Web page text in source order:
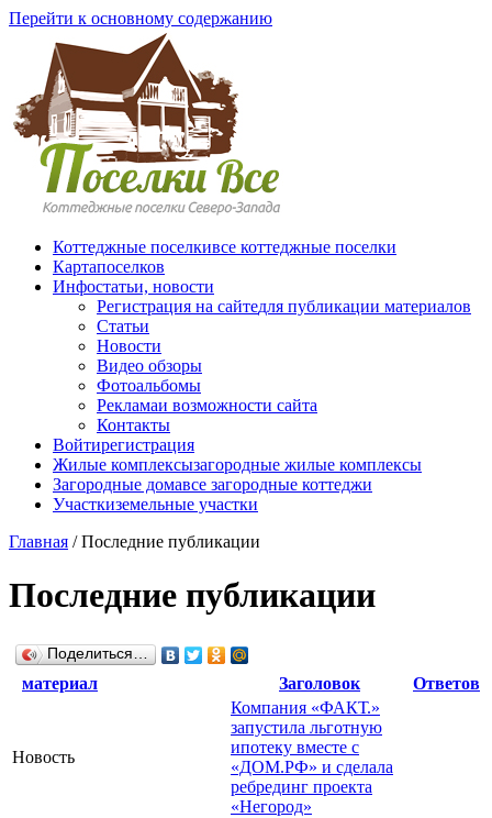
Перейти к основному содержанию
Коттеджные поселкивсе коттеджные поселки
Картапоселков
Инфостатьи, новости
Регистрация на сайтедля публикации материалов
Статьи
Новости
Видео обзоры
Фотоальбомы
Рекламаи возможности сайта
Контакты
Войтирегистрация
Жилые комплексызагородные жилые комплексы
Загородные домавсе загородные коттеджи
Участкиземельные участки
Главная /Последние публикации
Последние публикации
Поделиться…
материал Заголовок Ответов
Новость
Компания «ФАКТ.»
запустила льготную
ипотеку вместе с
«ДОМ.РФ» и сделала
ребрединг проекта
«Негород»